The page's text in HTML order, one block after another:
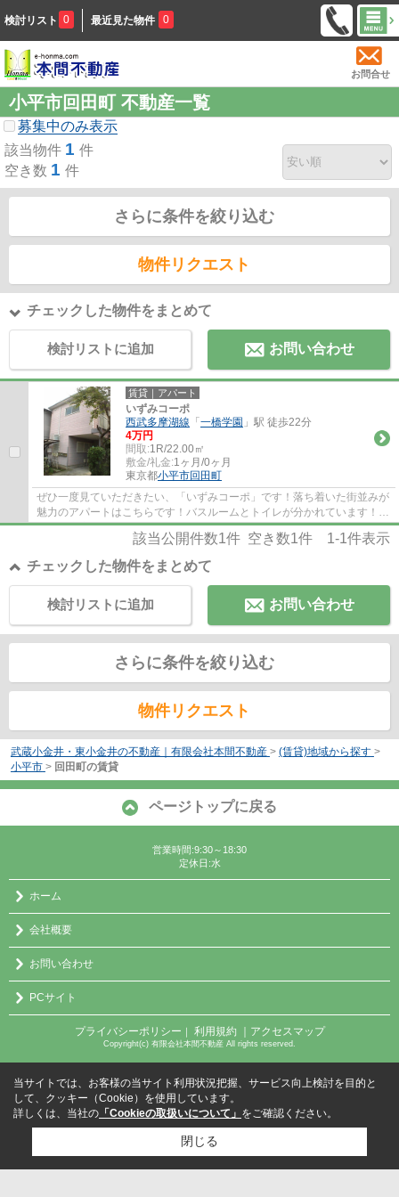
検討リスト 0 最近見た物件 0
お問合せ
小平市回田町 不動産一覧
募集中のみ表示
該当物件 1 件
空き数 1 件
さらに条件を絞り込む
物件リクエスト
チェックした物件をまとめて
検討リストに追加 お問い合わせ
賃貸｜アパート
いずみコーポ
西武多摩湖線 「 一橋学園 」駅 徒歩22分
4万円
間取:1R/22.00㎡
敷金/礼金:1ヶ月/0ヶ月
東京都小平市回田町
ぜひ一度見ていただきたい、「いずみコーポ」です！落ち着いた街並みが
魅力のアパートはこちらです！バスルームとトイレが分かれています！当
物件は空家ですので、内覧もスムーズです...
該当公開件数1件 空き数1件 1-1件表示
チェックした物件をまとめて
お問い合わせ
検討リストに追加
さらに条件を絞り込む
物件リクエスト
武蔵小金井・東小金井の不動産｜有限会社本間不動産 > (賃貸)地域から探す >
小平市 > 回田町の賃貸
ページトップに戻る
営業時間:9:30～18:30
定休日:水
ホーム
会社概要
お問い合わせ
PCサイト
プライバシーポリシー ｜ 利用規約 ｜アクセスマップ
Copyright(c) 有限会社本間不動産 All rights reserved.
当サイトでは、お客様の当サイト利用状況把握、サービス向上検討を目的と
して、クッキー（Cookie）を使用しています。
詳しくは、当社の 「Cookieの取扱いについて」 をご確認ください。
閉じる